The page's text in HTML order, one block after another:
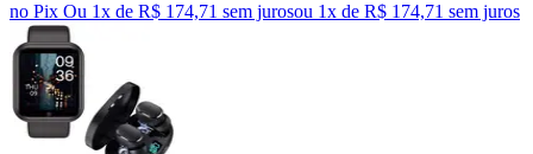
no Pix Ou 1x de R$ 174,71 sem jurosou 1x de R$ 174,71 sem juros